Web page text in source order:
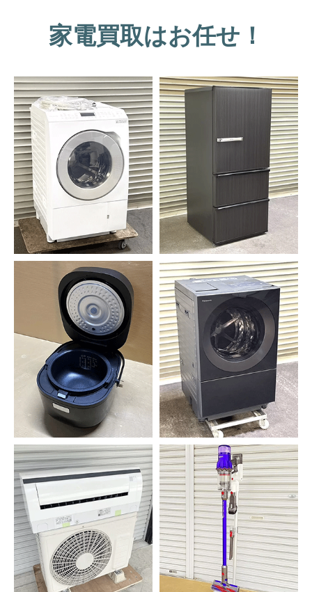
家電買取はお任せ！